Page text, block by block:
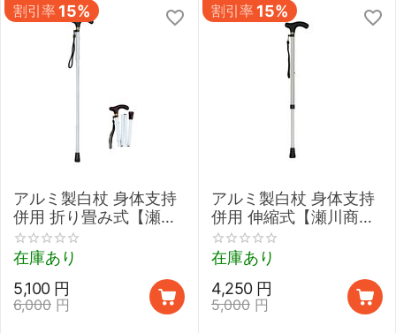
割引率 15%
アルミ製白杖 身体支持
併用 折り畳み式【瀬川
商店 #2032】
在庫あり
6,000 円
5,100 円
割引率 15%
アルミ製白杖 身体支持
併用 伸縮式【瀬川商店
#2031】
在庫あり
5,000 円
4,250 円